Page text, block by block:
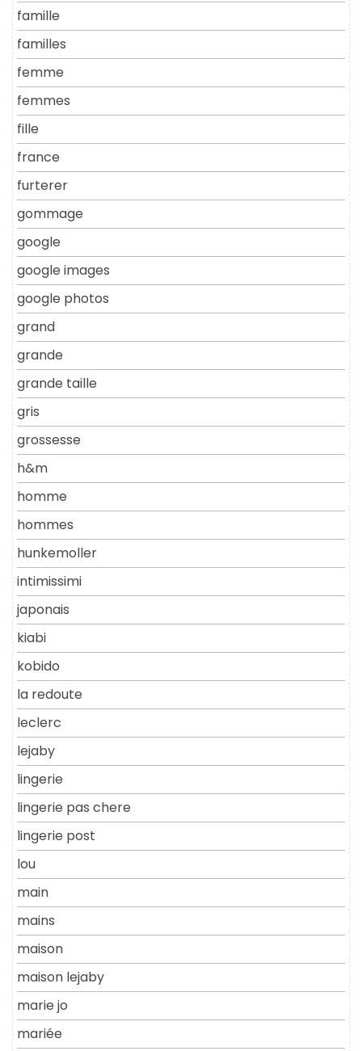
famille
familles
femme
femmes
fille
france
furterer
gommage
google
google images
google photos
grand
grande
grande taille
gris
grossesse
h&m
homme
hommes
hunkemoller
intimissimi
japonais
kiabi
kobido
la redoute
leclerc
lejaby
lingerie
lingerie pas chere
lingerie post
lou
main
mains
maison
maison lejaby
marie jo
mariée